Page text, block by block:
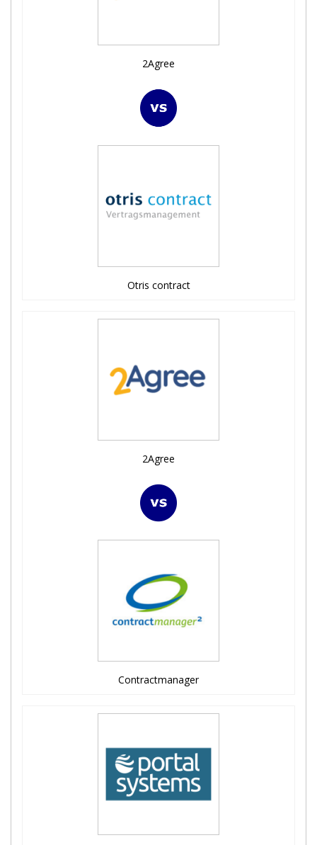
2Agree
Otris contract
2Agree
Contractmanager